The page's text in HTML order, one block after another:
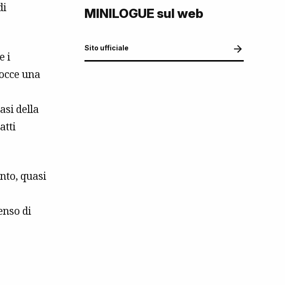
i
una
della
quasi
di
MINILOGUE sul web
Sito ufficiale